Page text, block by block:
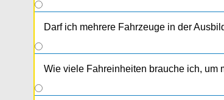
Darf ich mehrere Fahrzeuge in der
Wie viele Fahreinheiten brauche ich, um